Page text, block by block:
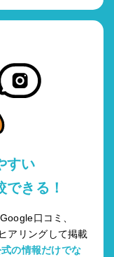
すい
きる！
口コミ、
アリングして掲載
の情報だけでな